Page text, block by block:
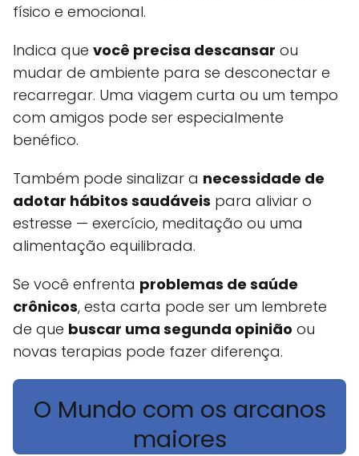
físico e emocional.
Indica que você precisa descansar ou
mudar de ambiente para se desconectar e
recarregar. Uma viagem curta ou um tempo
com amigos pode ser especialmente
benéfico.
Também pode sinalizar a necessidade de
adotar hábitos saudáveis para aliviar o
estresse — exercício, meditação ou uma
alimentação equilibrada.
Se você enfrenta problemas de saúde
crônicos, esta carta pode ser um lembrete
de que buscar uma segunda opinião ou
novas terapias pode fazer diferença.
O Mundo com os arcanos
maiores